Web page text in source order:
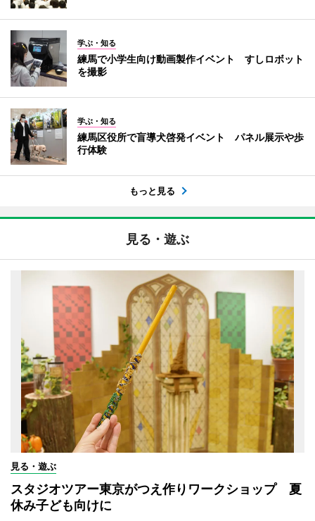
学ぶ・知る
練馬で小学生向け動画製作イベント すしロボット
を撮影
学ぶ・知る
練馬区役所で盲導犬啓発イベント パネル展示や歩
行体験
もっと見る
見る・遊ぶ
見る・遊ぶ
スタジオツアー東京がつえ作りワークショップ 夏
休み子ども向けに